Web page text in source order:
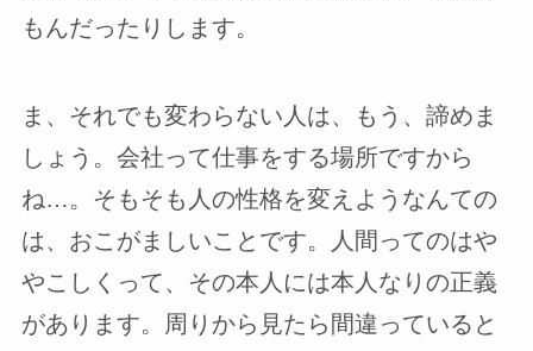
もんだったりします。
ま、それでも変わらない人は、もう、諦めま
しょう。会社って仕事をする場所ですから
ね…。そもそも人の性格を変えようなんての
は、おこがましいことです。人間ってのはや
やこしくって、その本人には本人なりの正義
があります。周りから見たら間違っていると